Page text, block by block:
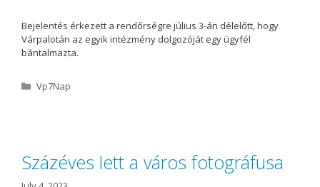
Bejelentés érkezett a rendőrségre július 3-án délelőtt, hogy
Várpalotán az egyik intézmény dolgozóját egy ügyfél
bántalmazta.
C
r
Vp7Nap
Százéves lett a város fotográfusa